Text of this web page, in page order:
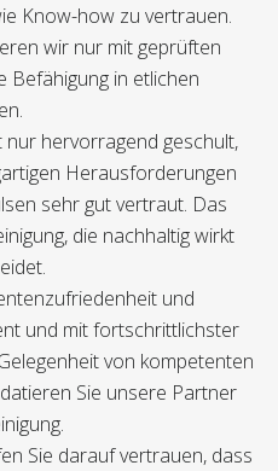
Know-how zu vertrauen.
wir nur mit geprüften
Befähigung in etlichen
nur hervorragend geschult,
Herausforderungen
sehr gut vertraut. Das
die nachhaltig wirkt
und
und mit fortschrittlichster
von kompetenten
Sie unsere Partner
Sie darauf vertrauen, dass